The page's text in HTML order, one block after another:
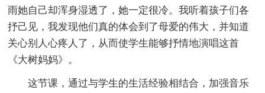
雨她自己却浑身湿透了，她一定很冷。我听着孩子们各
抒己见，我发现他们真的体会到了母爱的伟大，并知道
关心别人心疼人了，从而使学生能够抒情地演唱这首
《大树妈妈》。
这节课，通过与学生的生活经验相结合，加强音乐